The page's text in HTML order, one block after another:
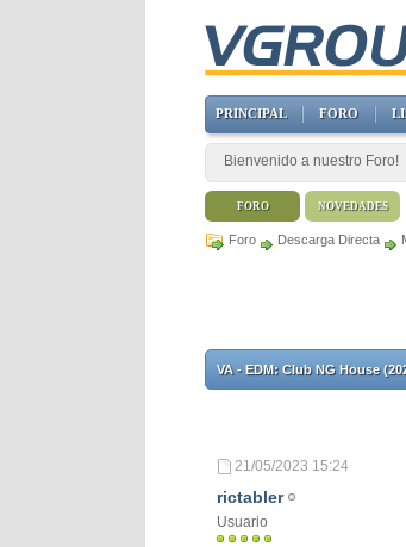
Foro Descarga Directa
VA - EDM: Club NG House
21/05/2023 15:24
rictabler
Usuario
PRINCIPAL FORO
Bienvenido a nuestro Foro!
FORO NOVEDADES